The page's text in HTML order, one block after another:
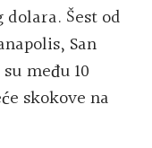
Šest od
San
među 10
skokove na